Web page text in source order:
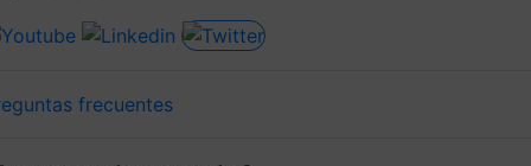
frecuentes